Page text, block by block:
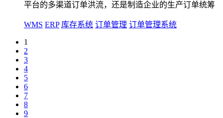
平台的多渠道订单洪流，还是制造企业的生产订单统筹
WMS ERP 库存系统 订单管理 订单管理系统
1
2
3
4
5
6
7
8
9